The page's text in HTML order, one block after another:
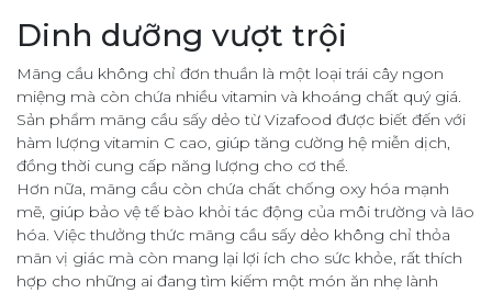
Dinh dưỡng vượt trội
Mãng cầu không chỉ đơn thuần là một loại trái cây ngon
miệng mà còn chứa nhiều vitamin và khoáng chất quý giá.
Sản phẩm mãng cầu sấy dẻo từ Vizafood được biết đến với
hàm lượng vitamin C cao, giúp tăng cường hệ miễn dịch,
đồng thời cung cấp năng lượng cho cơ thể.
Hơn nữa, mãng cầu còn chứa chất chống oxy hóa mạnh
mẽ, giúp bảo vệ tế bào khỏi tác động của môi trường và lão
hóa. Việc thưởng thức mãng cầu sấy dẻo không chỉ thỏa
mãn vị giác mà còn mang lại lợi ích cho sức khỏe, rất thích
hợp cho những ai đang tìm kiếm một món ăn nhẹ lành